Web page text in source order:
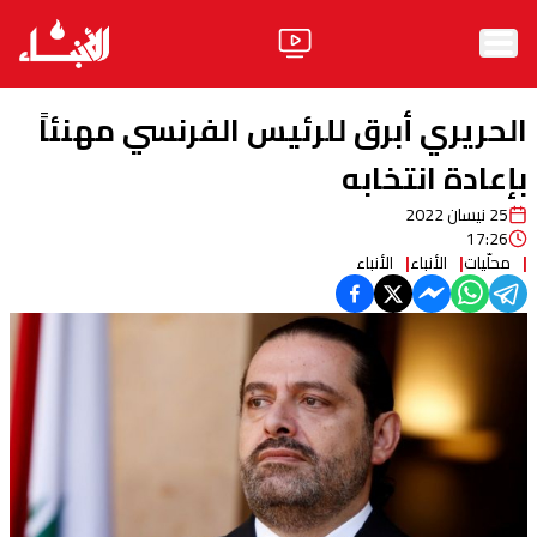
الأخبار
ثقافة ومجتمع
آراء
فيديو
مواقف
وليد جنبلاطالحزب
ابحث
الحريري أبرق للرئيس الفرنسي مهنئاً
بإعادة انتخابه
25 نيسان 2022
17:26
محلّيات الأنباء الأنباء